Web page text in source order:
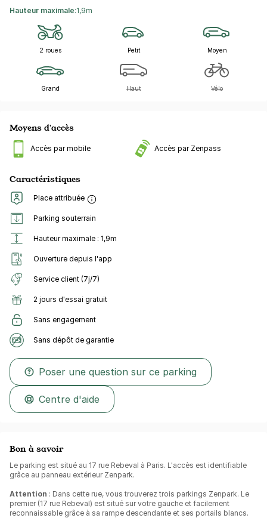
Hauteur maximale:1,9m
2 roues Petit Moyen
Grand Haut Vélo
Moyens d'accès
Accès par mobile Accès par Zenpass
Caractéristiques
Place attribuée
Parking souterrain
Hauteur maximale : 1,9m
Ouverture depuis l'app
Service client (7j/7)
2 jours d'essai gratuit
Sans engagement
Sans dépôt de garantie
Poser une question sur ce parking
Centre d'aide
Bon à savoir
Le parking est situé au 17 rue Rebeval à Paris. L'accès est identifiable
grâce au panneau extérieur Zenpark.
Attention : Dans cette rue, vous trouverez trois parkings Zenpark. Le
premier (17 rue Rebeval) est situé sur votre gauche et facilement
reconnaissable grâce à sa rampe descendante et ses portails blancs.